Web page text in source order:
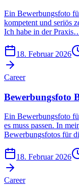
Ein Bewerbungsfoto
kompetent und seriös
Ich habe in der
18. Februar 2026
Career
Bewerbungsfoto
Ein Bewerbungsfoto
es muss passen. In
Bewerbungsfotos für
18. Februar 2026
Career